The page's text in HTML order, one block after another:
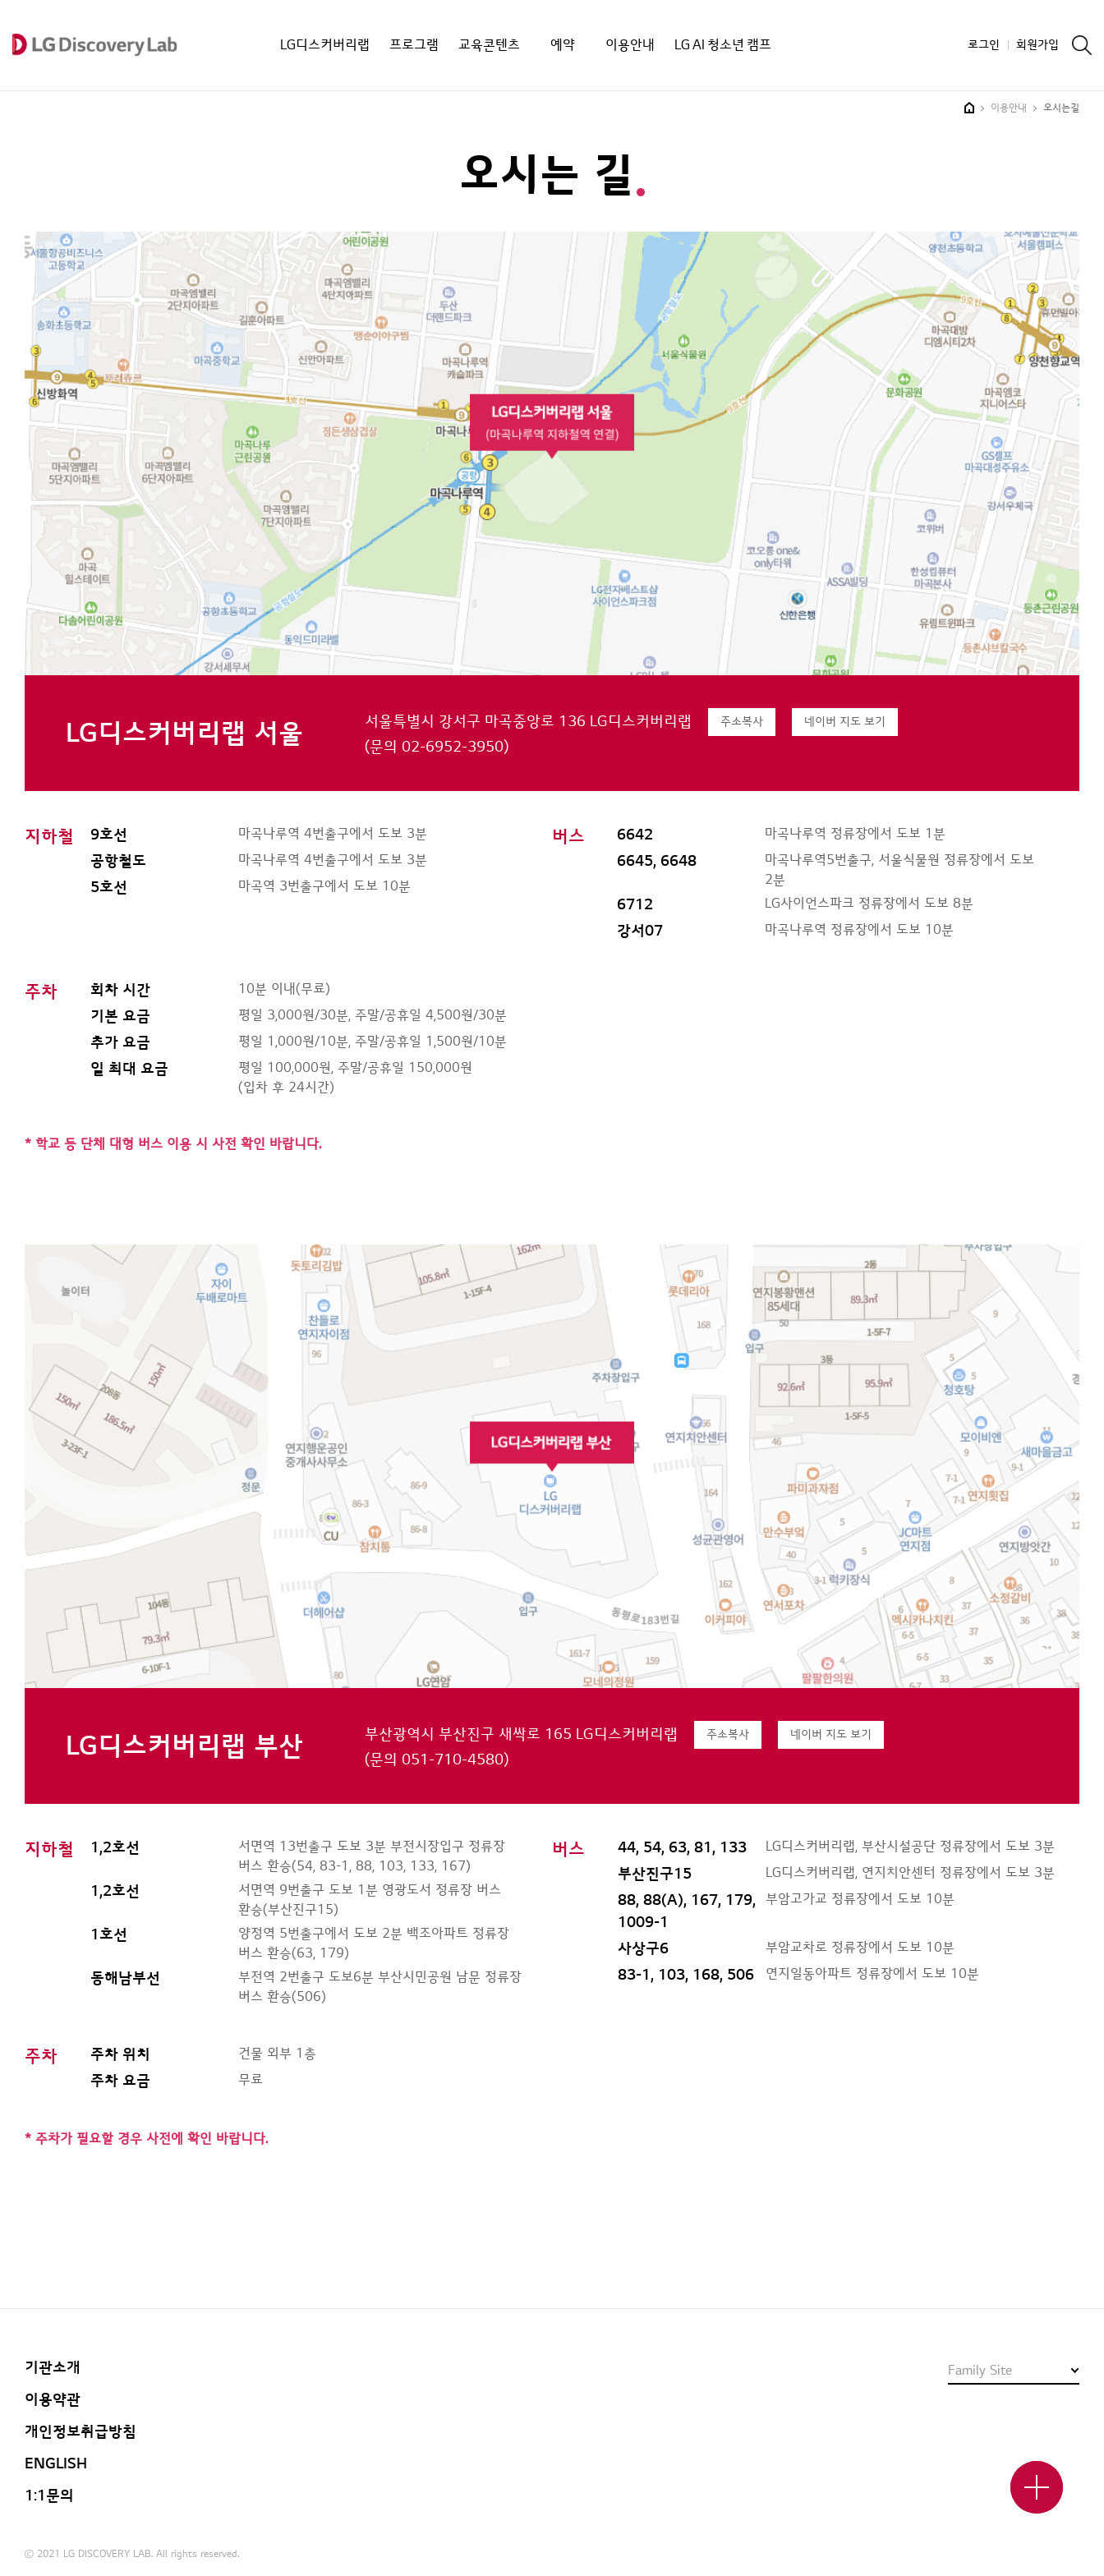
LG디스커버리랩 프로그램 교육콘텐츠 예약 이용안내 LG AI 청소년 캠프 로그인 회원가입
HOME
이용안내 오시는길
오시는 길
LG디스커버리랩 서울 서울특별시 강서구 마곡중앙로 136 LG디스커버리랩 주소복사 네이버 지도 보기
(문의 02-6952-3950)
지하철 9호선 마곡나루역 4번출구에서 도보 3분
공항철도 마곡나루역 4번출구에서 도보 3분
5호선 마곡역 3번출구에서 도보 10분
버스 6642 마곡나루역 정류장에서 도보 1분
6645, 6648
마곡나루역5번출구, 서울식물원 정류장에서 도보
2분
6712 LG사이언스파크 정류장에서 도보 8분
강서07 마곡나루역 정류장에서 도보 10분
주차 회차 시간 10분 이내(무료)
기본 요금 평일 3,000원/30분, 주말/공휴일 4,500원/30분
추가 요금 평일 1,000원/10분, 주말/공휴일 1,500원/10분
일 최대 요금
평일 100,000원, 주말/공휴일 150,000원
(입차 후 24시간)
* 학교 등 단체 대형 버스 이용 시 사전 확인 바랍니다.
LG디스커버리랩 부산 부산광역시 부산진구 새싹로 165 LG디스커버리랩 주소복사 네이버 지도 보기
(문의 051-710-4580)
지하철 1,2호선
서면역 13번출구 도보 3분 부전시장입구 정류장
버스 환승(54, 83-1, 88, 103, 133, 167)
1,2호선
서면역 9번출구 도보 1분 영광도서 정류장 버스
환승(부산진구15)
1호선
양정역 5번출구에서 도보 2분 백조아파트 정류장
버스 환승(63, 179)
동해남부선
부전역 2번출구 도보6분 부산시민공원 남문 정류장
버스 환승(506)
버스 44, 54, 63, 81, 133 LG디스커버리랩, 부산시설공단 정류장에서 도보 3분
부산진구15 LG디스커버리랩, 연지치안센터 정류장에서 도보 3분
88, 88(A), 167, 179,
1009-1
부암고가교 정류장에서 도보 10분
사상구6 부암교차로 정류장에서 도보 10분
83-1, 103, 168, 506 연지일동아파트 정류장에서 도보 10분
주차 주차 위치 건물 외부 1층
주차 요금 무료
* 주차가 필요할 경우 사전에 확인 바랍니다.
서울예약
기관소개
이용약관
개인정보취급방침
ENGLISH
1:1문의
Family Site
ⓒ 2021 LG DISCOVERY LAB. All rights reserved.